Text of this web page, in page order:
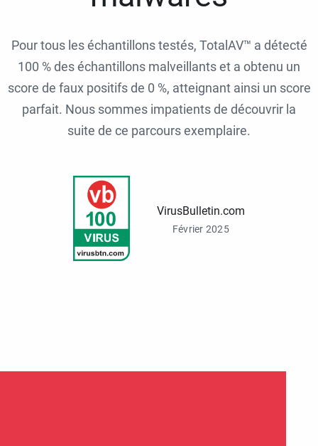
Pour tous les échantillons testés, TotalAV™ a détecté
100 % des échantillons malveillants et a obtenu un
score de faux positifs de 0 %, atteignant ainsi un score
parfait. Nous sommes impatients de découvrir la
suite de ce parcours exemplaire.
VirusBulletin.com
Février 2025